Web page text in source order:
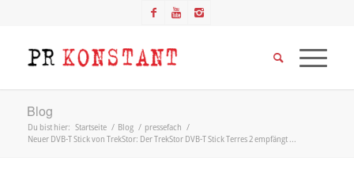
Blog
Du bist hier: Startseite / Blog / pressefach /
Neuer DVB-T Stick von TrekStor: Der TrekStor DVB-T Stick Terres 2 empfängt ...